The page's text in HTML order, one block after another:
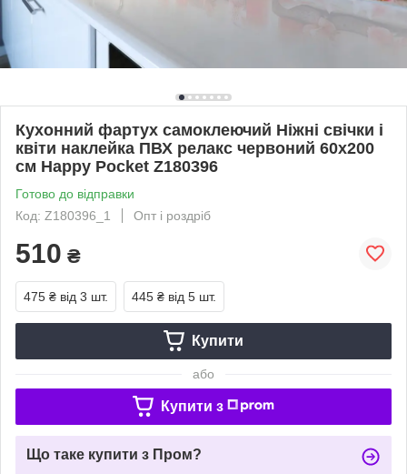
Кухонний фартух самоклеючий Ніжні свічки і
квіти наклейка ПВХ релакс червоний 60х200
см Happy Pocket Z180396
Готово до відправки
Код: Z180396_1
Опт і роздріб
510 ₴
475 ₴ від 3 шт. 445 ₴ від 5 шт.
Купити
або
Купити з
Що таке купити з Пром?